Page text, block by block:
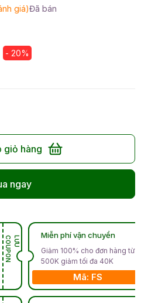
giá)Đã bán
- 20%
giỏ hàng
ngay
L
Ư
U
C
O
U
P
O
N
Miễn phí vận chuyển
Giảm 100% cho đơn hàng từ
500K giảm tối đa 40K
Mã: FS